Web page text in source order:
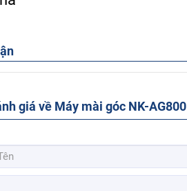
giá về Máy mài góc NK-AG800